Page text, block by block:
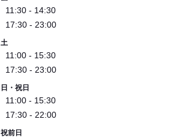
11:30 - 14:30
17:30 - 23:00
土
11:00 - 15:30
17:30 - 23:00
日・祝日
11:00 - 15:30
17:30 - 22:00
祝前日